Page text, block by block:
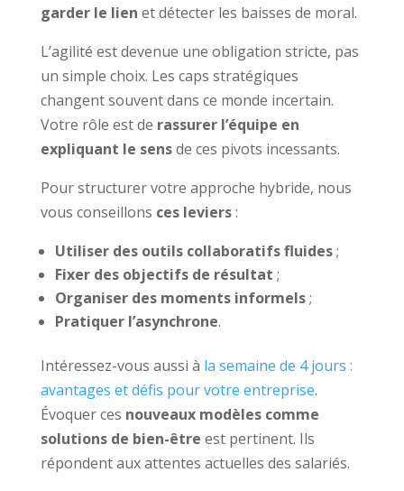
garder le lien et détecter les baisses de moral.
L’agilité est devenue une obligation stricte, pas
un simple choix. Les caps stratégiques
changent souvent dans ce monde incertain.
Votre rôle est de rassurer l’équipe en
expliquant le sensde ces pivots incessants.
Pour structurer votre approche hybride, nous
vous conseillons ces leviers:
Utiliser des outils collaboratifs fluides;
Fixer des objectifs de résultat ;
Organiser des moments informels;
Pratiquer l’asynchrone.
Intéressez-vous aussi à la semaine de 4 jours :
avantages et défis pour votre entreprise.
Évoquer ces nouveaux modèles comme
solutions de bien-être est pertinent. Ils
répondent aux attentes actuelles des salariés.